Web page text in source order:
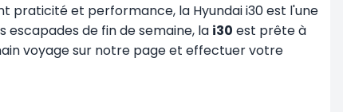
praticité et performance, la Hyundai i30 est l'une
escapades de fin de semaine, la i30 est prête à
voyage sur notre page et effectuer votre